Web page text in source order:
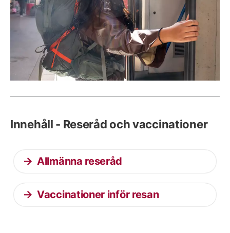
Innehåll - Reseråd och vaccinationer
Allmänna reseråd
Vaccinationer inför resan